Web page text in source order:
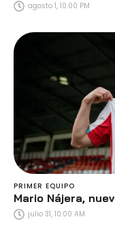
agosto 1, 10:00 PM
PRIMER EQUIPO
Mario Nájera,
julio 31, 10:00 AM